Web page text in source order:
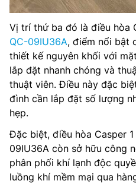
Vị trí thứ ba đó là điều hòa
QC-09IU36A, điểm nổi bật
thiết kế nguyên khối với
lắp đặt nhanh chóng và
thuật viên. Điều này đặc
đình cần lắp đặt số lượng
hẹp.
Đặc biệt, điều hòa Casper
09IU36A còn sở hữu công
phân phối khí lạnh độc
luồng khí mềm mại qua